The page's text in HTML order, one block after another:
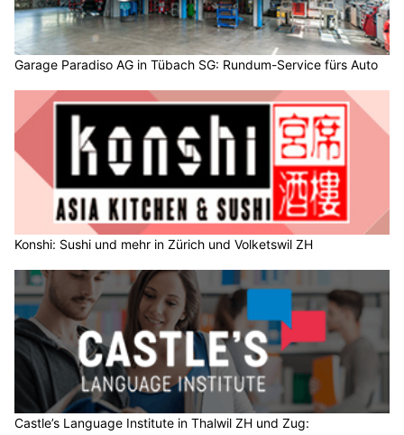
Garage Paradiso AG in Tübach SG: Rundum-Service fürs Auto
Konshi: Sushi und mehr in Zürich und Volketswil ZH
Castle’s Language Institute in Thalwil ZH und Zug: